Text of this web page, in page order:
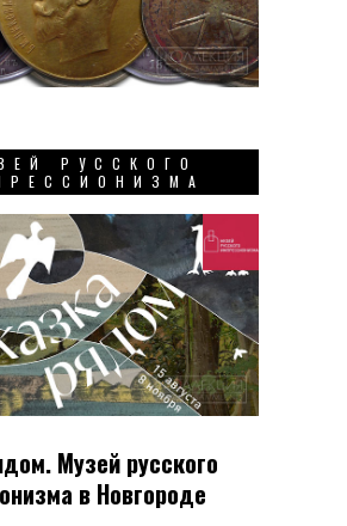
РУССКОГО
Музей русского
в Новгороде